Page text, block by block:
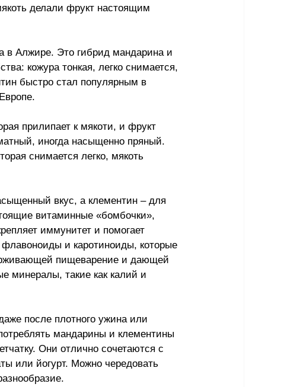
делали фрукт настоящим
в Алжире. Это гибрид мандарина и
кожура тонкая, легко снимается,
быстро стал популярным в
прилипает к мякоти, и фрукт
иногда насыщенно пряный.
снимается легко, мякоть
вкус, а клементин – для
витаминные «бомбочки»,
иммунитет и помогает
флавоноиды и каротиноиды, которые
пищеварение и дающей
минералы, такие как калий и
после плотного ужина или
мандарины и клементины
Они отлично сочетаются с
или йогурт. Можно чередовать